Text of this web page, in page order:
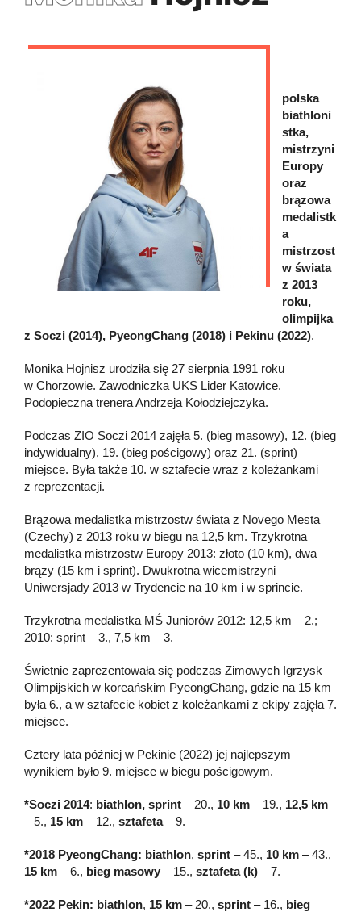
polska
biathloni
stka,
mistrzyni
Europy
oraz
brązowa
medalistk
a
mistrzost
w świata
z 2013
roku,
olimpijka
z Soczi (2014), PyeongChang (2018) i Pekinu (2022).
Monika Hojnisz urodziła się 27 sierpnia 1991 roku
w Chorzowie. Zawodniczka UKS Lider Katowice.
Podopieczna trenera Andrzeja Kołodziejczyka.
Podczas ZIO Soczi 2014 zajęła 5. (bieg masowy), 12. (bieg
indywidualny), 19. (bieg pościgowy) oraz 21. (sprint)
miejsce. Była także 10. w sztafecie wraz z koleżankami
z reprezentacji.
Brązowa medalistka mistrzostw świata z Novego Mesta
(Czechy) z 2013 roku w biegu na 12,5 km. Trzykrotna
medalistka mistrzostw Europy 2013: złoto (10 km), dwa
brązy (15 km i sprint). Dwukrotna wicemistrzyni
Uniwersjady 2013 w Trydencie na 10 km i w sprincie.
Trzykrotna medalistka MŚ Juniorów 2012: 12,5 km – 2.;
2010: sprint – 3., 7,5 km – 3.
Świetnie zaprezentowała się podczas Zimowych Igrzysk
Olimpijskich w koreańskim PyeongChang, gdzie na 15 km
była 6., a w sztafecie kobiet z koleżankami z ekipy zajęła 7.
miejsce.
Cztery lata później w Pekinie (2022) jej najlepszym
wynikiem było 9. miejsce w biegu pościgowym.
*Soczi 2014: biathlon, sprint – 20., 10 km – 19., 12,5 km
– 5., 15 km – 12., sztafeta– 9.
*2018 PyeongChang: biathlon, sprint – 45., 10 km – 43.,
15 km – 6., bieg masowy – 15., sztafeta (k) – 7.
*2022 Pekin: biathlon, 15 km – 20., sprint – 16., bieg